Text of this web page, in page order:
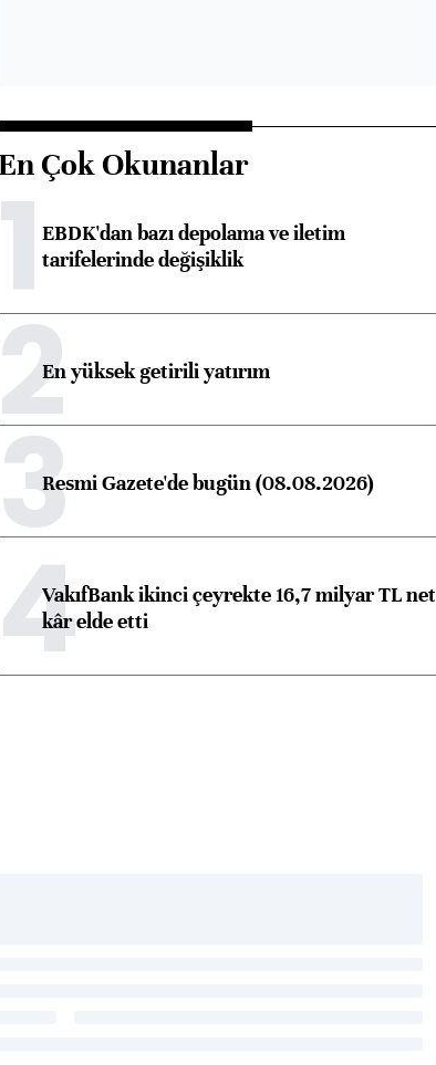
En Çok Okunanlar
1EBDK'dan bazı depolama ve iletim
tarifelerinde değişiklik
En yüksek getirili yatırım
Resmi Gazete'de bugün (08.08.2026)
4VakıfBank ikinci çeyrekte 16,7 milyar TL net
kâr elde etti